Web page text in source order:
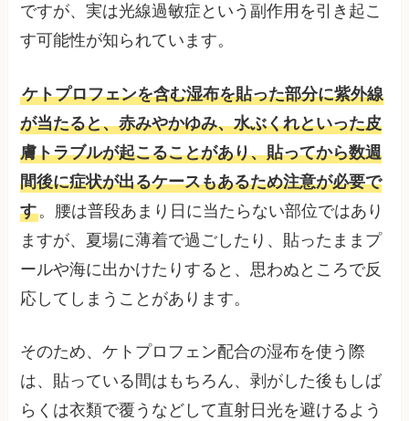
ですが、実は光線過敏症という副作用を引き起こ
す可能性が知られています。
ケトプロフェンを含む湿布を貼った部分に紫外線
が当たると、赤みやかゆみ、水ぶくれといった皮
膚トラブルが起こることがあり、貼ってから数週
間後に症状が出るケースもあるため注意が必要で
す。腰は普段あまり日に当たらない部位ではあり
ますが、夏場に薄着で過ごしたり、貼ったままプ
ールや海に出かけたりすると、思わぬところで反
応してしまうことがあります。
そのため、ケトプロフェン配合の湿布を使う際
は、貼っている間はもちろん、剥がした後もしば
らくは衣類で覆うなどして直射日光を避けるよう